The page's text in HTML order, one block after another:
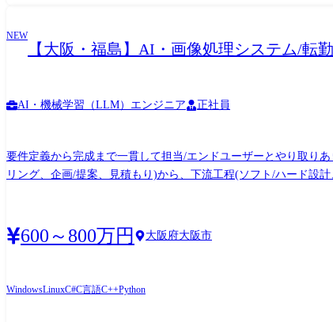
ーダーシップ能力、コミュニケーション能力、問題解決力を存
容] ・顧客から受領する仕様書を元に見積もり、計画作成・設
運営を担い、業績を上げる
NEW
【大阪・福島】AI・画像処理システム/転
AI・機械学習（LLM）エンジニア 正社員
要件定義から完成まで一貫して担当/エンドユーザーとやり取りあり/特注
リング、企画/提案、見積もり)から、下流工程(ソフト/ハード設
徐々にお任せする業務の範囲を広げます
600～800万円 大阪府大阪市
WindowsLinuxC#C言語C++Python